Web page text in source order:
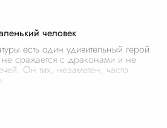
человек
есть один удивительный герой.
сражается с драконами и не
Он тих, незаметен, часто